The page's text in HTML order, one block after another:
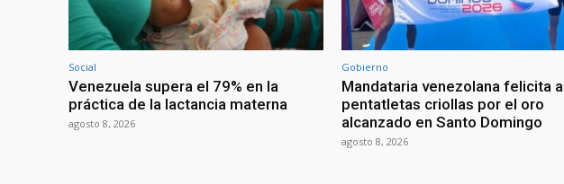
Social
Venezuela supera el 79% en la
práctica de la lactancia materna
agosto 8, 2026
Gobierno
Mandataria venezolana felicita a
pentatletas criollas por el oro
alcanzado en Santo Domingo
agosto 8, 2026